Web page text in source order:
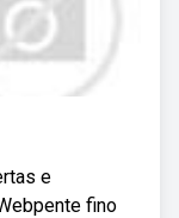
e
fino